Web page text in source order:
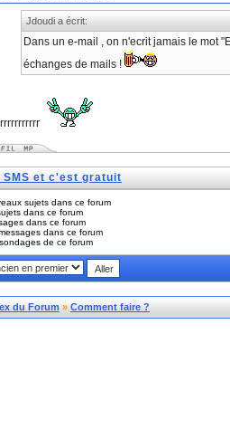
Jdoudi a écrit:
Dans un e-mail , on n'ecrit jamais le mot
échanges de mails !
et c'est gratuit
sujets dans ce forum
dans ce forum
dans ce forum
dans ce forum
de ce forum
du Forum » Comment faire ?